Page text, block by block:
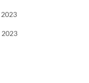
2023